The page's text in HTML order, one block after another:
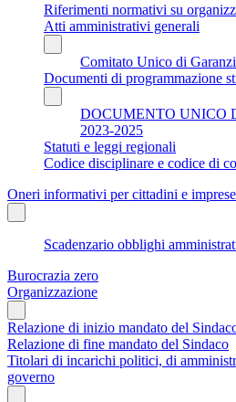
Riferimenti normativi su
Atti amministrativi generali
Comitato Unico di
Documenti di programmazione
DOCUMENTO UNICO
2023-2025
Statuti e leggi regionali
Codice disciplinare e codice di
Oneri informativi per cittadini e imprese
Scadenzario obblighi
Burocrazia zero
Organizzazione
Relazione di inizio mandato del
Relazione di fine mandato del Sindaco
Titolari di incarichi politici, di
governo